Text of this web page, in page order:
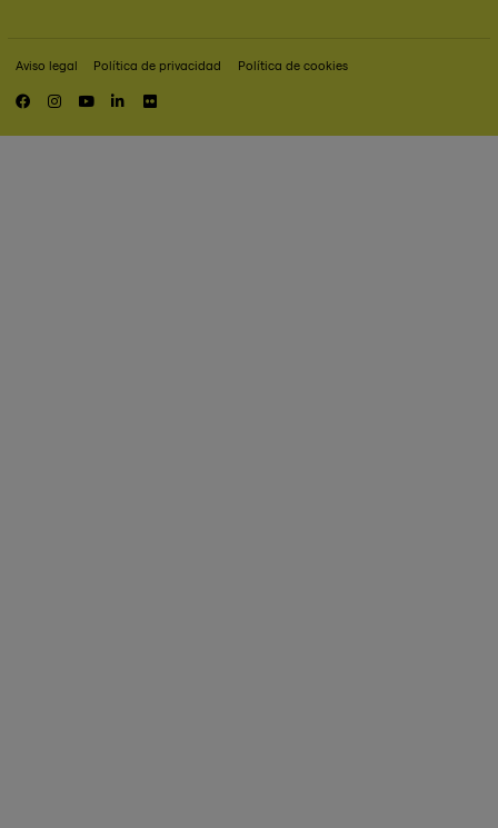
RRSS
Pie
Aviso legal Política de privacidad Política de cookies